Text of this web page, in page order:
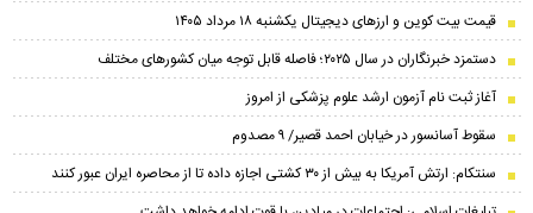
قیمت بیت کوین و ارز‌های دیجیتال یکشنبه ۱۸ مرداد ۱۴۰۵
دستمزد خبرنگاران در سال ۲۰۲۵؛ فاصله قابل توجه میان کشورهای مختلف
آغاز ثبت نام آزمون ارشد علوم پزشکی از امروز
سقوط آسانسور در خیابان احمد قصیر/ ۹ مصدوم
سنتکام: ارتش آمریکا به بیش از ۳۰ کشتی اجازه داده تا از محاصره ایران عبور کنند